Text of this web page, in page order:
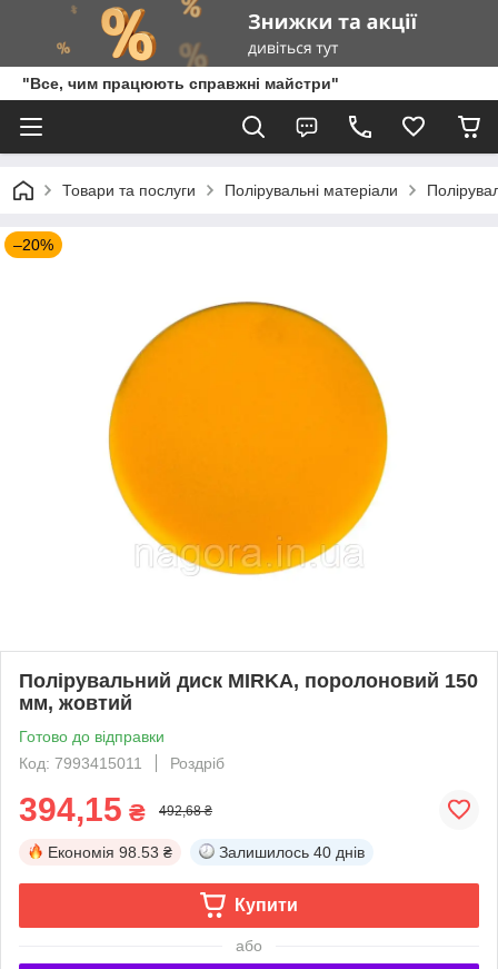
"Все, чим працюють справжні майстри"
Товари та послуги Полірувальні матеріали
–20%
Полірувальний диск MIRKA, поролоновий 150
мм, жовтий
Готово до відправки
Код: 7993415011
Роздріб
394,15 ₴ 492,68 ₴
Економія 98.53 ₴ Залишилось 40 днів
Купити
або